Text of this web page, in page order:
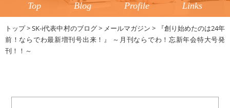
Top Blog Profile Links
トップ>SK-i代表中村のブログ> メールマガジン >
『創り始めたのは24年
前！ならでわ最新増刊号出来！』 ～月刊ならでわ！忘新年会特大号発
刊！！～